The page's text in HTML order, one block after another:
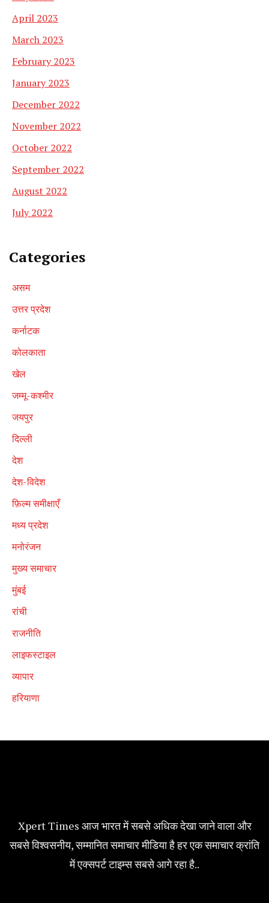
April 2023
March 2023
February 2023
January 2023
December 2022
November 2022
October 2022
September 2022
August 2022
July 2022
Categories
असम
उत्तर प्रदेश
कर्नाटक
कोलकाता
खेल
जम्मू-कश्मीर
जयपुर
दिल्ली
देश
देश-विदेश
फ़िल्म समीक्षाएँ
मध्य प्रदेश
मनोरंजन
मुख्य समाचार
मुंबई
रांची
राजनीति
लाइफस्टाइल
व्यापार
हरियाणा
Xpert Times आज भारत में सबसे अधिक देखा जाने वाला और
सबसे विश्वसनीय, सम्मानित समाचार मीडिया है हर एक समाचार क्रांति
में एक्सपर्ट टाइम्स सबसे आगे रहा है..